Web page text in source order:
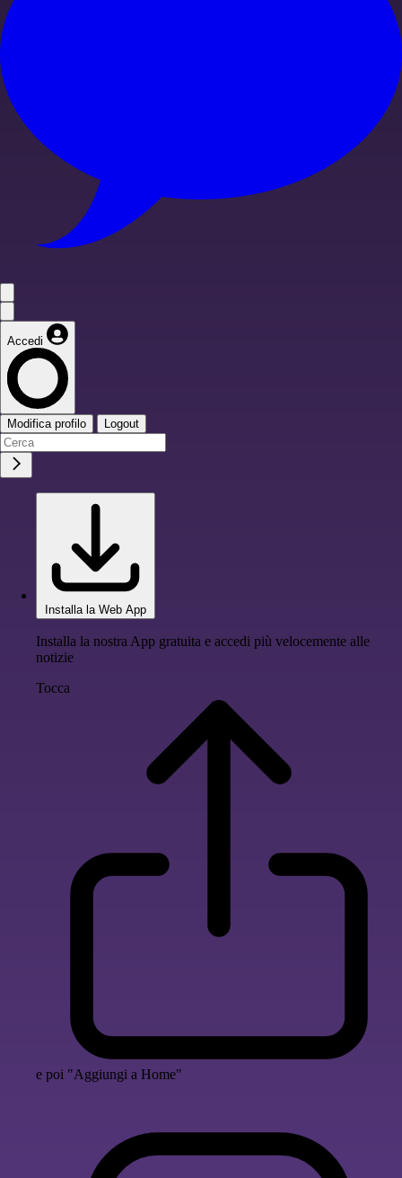
Accedi
Modifica profilo Logout
Installa la Web App
Installa la nostra App gratuita e accedi più velocemente alle
notizie
Tocca
e poi "Aggiungi a Home"